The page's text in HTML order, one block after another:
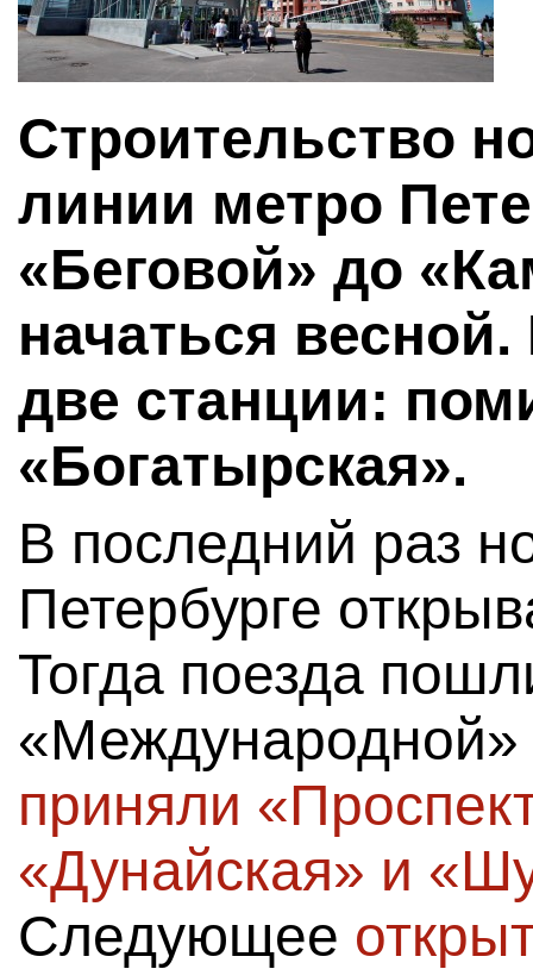
Строительство
линии метро
«Беговой» до
начаться
две станции:
«Богатырская».
В последний раз
Петербурге
Тогда поезда
приняли
«Дунайская» и
Следующее